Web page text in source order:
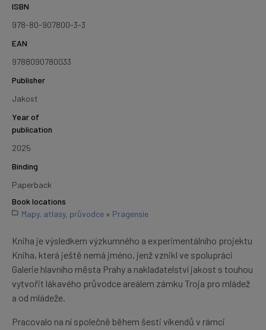
ISBN
978-80-907800-3-3
EAN
9788090780033
Publisher
Jakost
Year of
publication
2025
Binding
Paperback
Book locations
Mapy, atlasy, průvodce » Pragensie
Kniha je výsledkem výzkumného a experimentálního projektu
Kniha, která ještě nemá jméno, jenž vznikl ve spolupráci
Galerie hlavního města Prahy a nakladatelství jakost s touhou
vytvořit lákavého průvodce areálem zámku Troja pro mládež
a od mládeže.
Pracovalo na ní společně během šesti víkendů v rámci